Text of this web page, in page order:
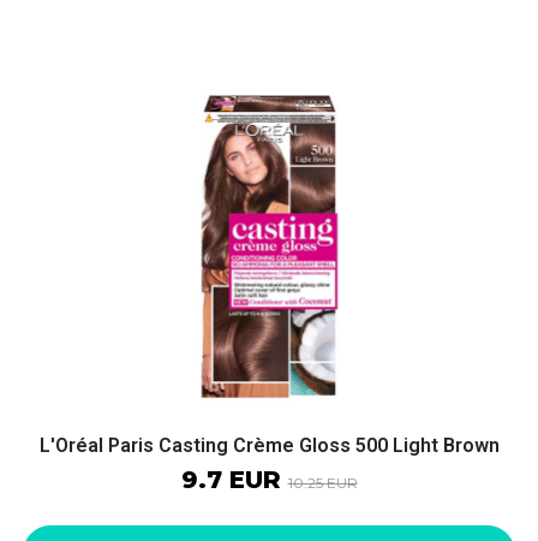
L'Oréal Paris Casting Crème Gloss 500 Light Brown
9.7 EUR10.25 EUR